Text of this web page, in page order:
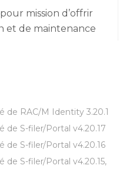
mission d’offrir
et de maintenance
de RAC/M Identity 3.20.1
de S-filer/Portal v4.20.17
de S-filer/Portal v4.20.16
de S-filer/Portal v4.20.15,